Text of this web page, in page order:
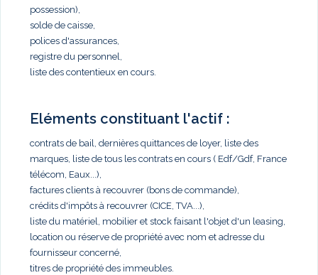
possession),
solde de caisse,
polices d'assurances,
registre du personnel,
liste des contentieux en cours.
Eléments constituant l'actif :
contrats de bail, dernières quittances de loyer, liste des
marques, liste de tous les contrats en cours ( Edf/Gdf, France
télécom, Eaux...),
factures clients à recouvrer (bons de commande),
crédits d'impôts à recouvrer (CICE, TVA...),
liste du matériel, mobilier et stock faisant l'objet d'un leasing,
location ou réserve de propriété avec nom et adresse du
fournisseur concerné,
titres de propriété des immeubles.